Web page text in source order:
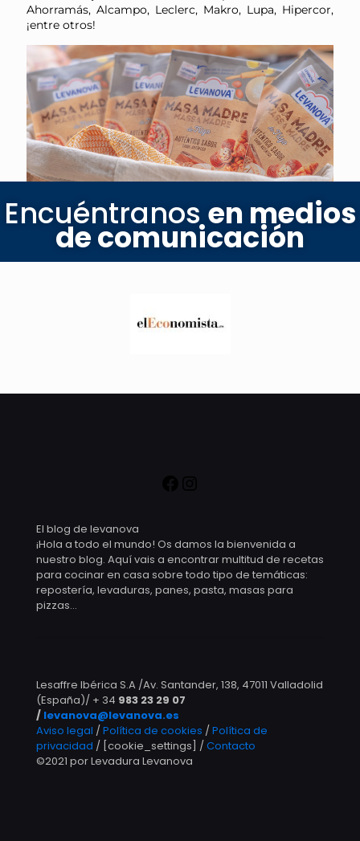
Ahorramás, Alcampo, Leclerc, Makro, Lupa, Hipercor,
¡entre otros!
Encuéntranosen medios
de comunicación
El blog de levanova
¡Hola a todo el mundo! Os damos la bienvenida a
nuestro blog. Aquí vais a encontrar multitud de recetas
para cocinar en casa sobre todo tipo de temáticas:
repostería, levaduras, panes, pasta, masas para
pizzas…
Lesaffre Ibérica S.A /Av. Santander, 138, 47011 Valladolid
(España)/ + 34 983 23 29 07
/ levanova@levanova.es
Aviso legal /Política de cookies /Política de
privacidad / [cookie_settings] /Contacto
©2021 por Levadura Levanova